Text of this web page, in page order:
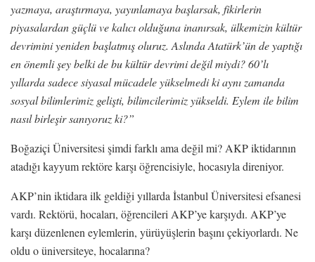
yazmaya, araştırmaya, yayınlamayabaşlarsak, fikirlerin
piyasalardan güçlü ve kalıcı olduğuna inanırsak, ülkemizin kültür
devriminiyeniden başlatmış oluruz. Aslında Atatürk’ün de yaptığı
en önemli şey belki de bu kültür devrimi değilmiydi? 60’lı
yıllarda sadece siyasal mücadele yükselmedi ki aynı zamanda
sosyal bilimlerimiz gelişti, bilimcilerimiz yükseldi. Eylem ile bilim
nasıl birleşir sanıyoruz ki?”
Boğaziçi Üniversitesi şimdi farklı ama değil mi? AKP iktidarının
atadığı kayyum rektöre karşı öğrencisiyle, hocasıyla direniyor.
AKP’nin iktidara ilk geldiği yıllarda İstanbul Üniversitesi efsanesi
vardı. Rektörü, hocaları, öğrencileri AKP’ye karşıydı. AKP’ye
karşı düzenlenen eylemlerin, yürüyüşlerin başını çekiyorlardı. Ne
oldu o üniversiteye, hocalarına?